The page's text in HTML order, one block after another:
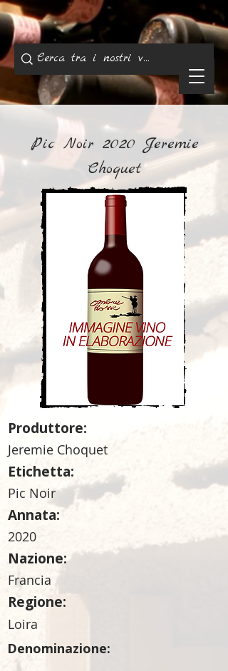
Pic Noir 2020 Jeremie
Choquet
Produttore:
Jeremie Choquet
Etichetta:
Pic Noir
Annata:
2020
Nazione:
Francia
Regione:
Loira
Denominazione: